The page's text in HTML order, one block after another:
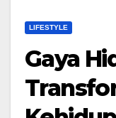
LIFESTYLE
Gaya